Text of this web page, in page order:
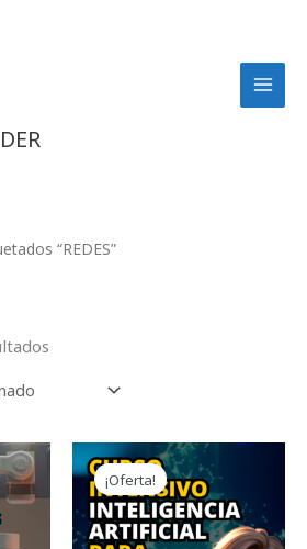
“REDES”
¡Oferta!
El
precio
original
era:
$70.00.
El
precio
actual
es:
$45.00.